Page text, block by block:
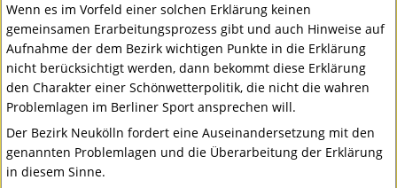
Wenn es im Vorfeld einer solchen Erklärung keinen
gemeinsamen Erarbeitungsprozess gibt und auch Hinweise auf
Aufnahme der dem Bezirk wichtigen Punkte in die Erklärung
nicht berücksichtigt werden, dann bekommt diese Erklärung
den Charakter einer Schönwetterpolitik, die nicht die wahren
Problemlagen im Berliner Sport ansprechen will.
Der Bezirk Neukölln fordert eine Auseinandersetzung mit den
genannten Problemlagen und die Überarbeitung der Erklärung
in diesem Sinne.